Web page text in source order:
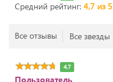
Средний рейтинг: 4,7 из 5
Все отзывы Все звезды
4.7
Пользователь